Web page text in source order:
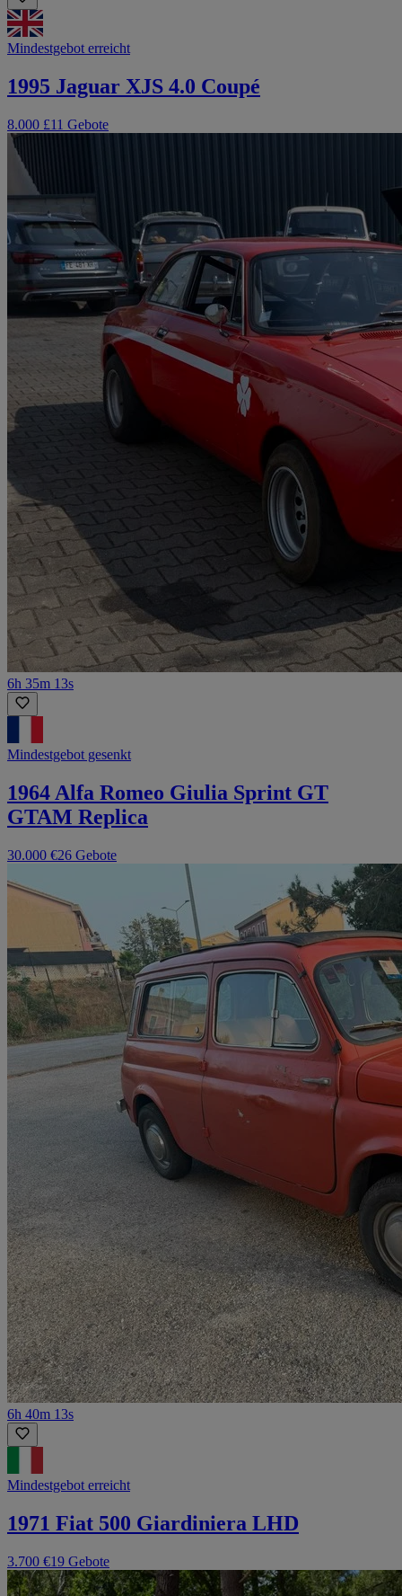
Mindestgebot erreicht
1995 Jaguar XJS 4.0 Coupé
8.000 £11 Gebote
6h 35m 13s
Mindestgebot gesenkt
1964 Alfa Romeo Giulia Sprint GT
GTAM Replica
30.000 €26 Gebote
6h 40m 13s
Mindestgebot erreicht
1971 Fiat 500 Giardiniera LHD
3.700 €19 Gebote